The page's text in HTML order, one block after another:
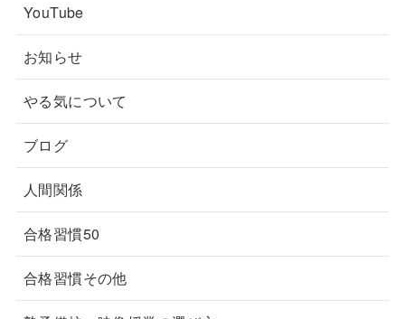
YouTube
お知らせ
やる気について
ブログ
人間関係
合格習慣50
合格習慣その他